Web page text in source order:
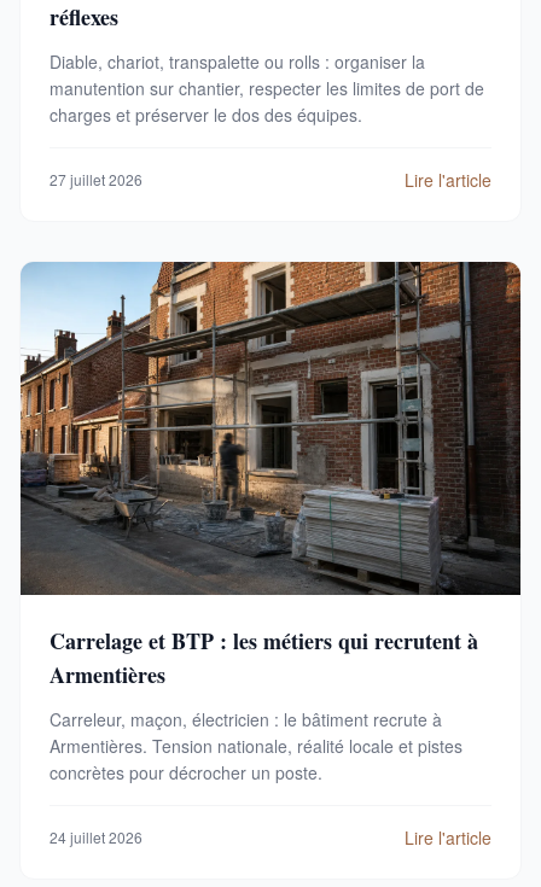
réflexes
Diable, chariot, transpalette ou rolls : organiser la
manutention sur chantier, respecter les limites de port de
charges et préserver le dos des équipes.
27 juillet 2026 Lire l'article
Carrelage et BTP : les métiers qui recrutent à
Armentières
Carreleur, maçon, électricien : le bâtiment recrute à
Armentières. Tension nationale, réalité locale et pistes
concrètes pour décrocher un poste.
24 juillet 2026 Lire l'article